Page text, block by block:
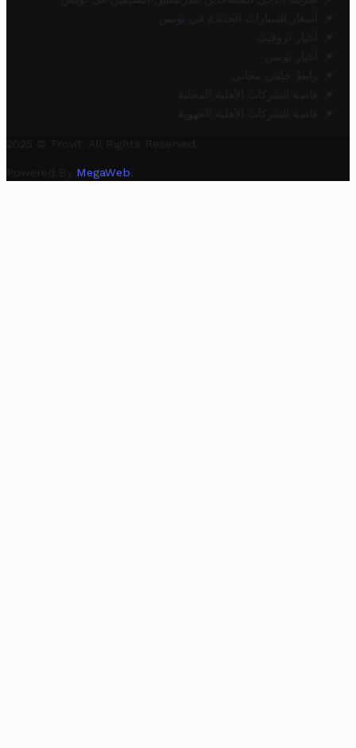
أسعار السيارات الجديدة في تونس
أخبار تروفيت
أخبار تونس
رابط خلفي مجاني
قائمة الشركات الأهلية المحلية
قائمة الشركات الأهلية الجهوية
2025 © Trovit. All Rights Reserved.
Powered By MegaWeb